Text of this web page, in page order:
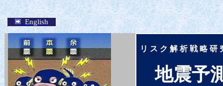
English
リ ス ク 解 析 戦 略 研
地震予